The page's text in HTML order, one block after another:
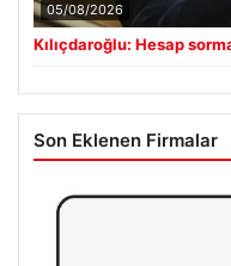
05/08/2026
Kılıçdaroğlu: Hesap
Son Eklenen Firmalar